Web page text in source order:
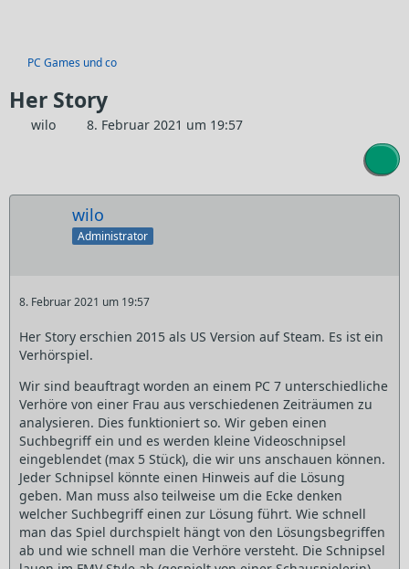
PC Games und co
Her Story
wilo 8. Februar 2021 um 19:57
wilo
Administrator
8. Februar 2021 um 19:57
Her Story erschien 2015 als US Version auf Steam. Es ist ein
Verhörspiel.
Wir sind beauftragt worden an einem PC 7 unterschiedliche
Verhöre von einer Frau aus verschiedenen Zeiträumen zu
analysieren. Dies funktioniert so. Wir geben einen
Suchbegriff ein und es werden kleine Videoschnipsel
eingeblendet (max 5 Stück), die wir uns anschauen können.
Jeder Schnipsel könnte einen Hinweis auf die Lösung
geben. Man muss also teilweise um die Ecke denken
welcher Suchbegriff einen zur Lösung führt. Wie schnell
man das Spiel durchspielt hängt von den Lösungsbegriffen
ab und wie schnell man die Verhöre versteht. Die Schnipsel